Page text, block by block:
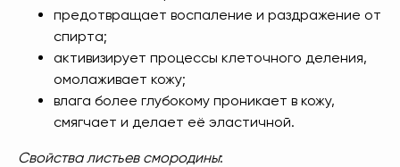
предотвращает воспаление и раздражение от
спирта;
активизирует процессы клеточного деления,
омолаживает кожу;
влага более глубокому проникает в кожу,
смягчает и делает её эластичной.
Свойства листьев смородины: